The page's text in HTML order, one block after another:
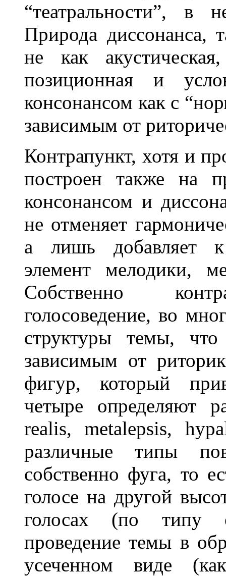
“театральности”, в
Природа диссонанса,
не как
позиционная и
консонансом как с
зависимым от
Контрапункт, хотя и
построен также на
консонансом и
не отменяет
а лишь добавляет к
элемент мелодики,
Собственно
голосоведение, во
структуры темы, что
зависимым от
фигур, который
четыре определяют
realis, metalepsis,
различные типы
собственно фуга, то
голосе на другой
голосах (по типу
проведение темы в
усеченном виде